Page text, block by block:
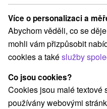
Kategorie
Všechny kategorie
Víkendové pobyty(3)
Vyberte lokalitu
Více o personalizaci a
Abychom věděli, co se
mohli vám přizpůsobit
cookies a takéslužby
Co jsou cookies?
Cookies jsou malé textové
používány webovými